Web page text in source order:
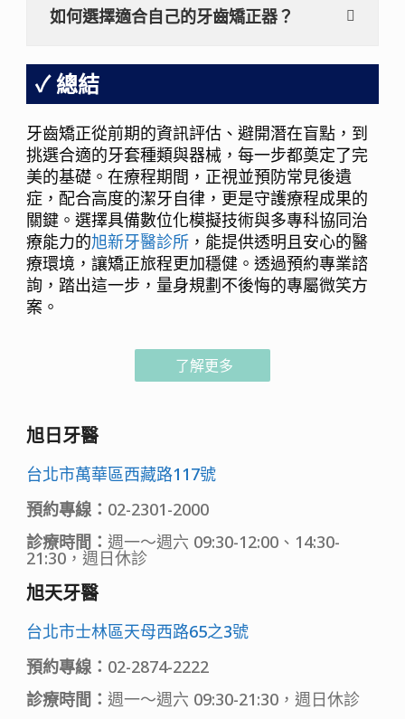
如何選擇適合自己的牙齒矯正器？
總結
牙齒矯正從前期的資訊評估、避開潛在盲點，到
挑選合適的牙套種類與器械，每一步都奠定了完
美的基礎。在療程期間，正視並預防常見後遺
症，配合高度的潔牙自律，更是守護療程成果的
關鍵。選擇具備數位化模擬技術與多專科協同治
療能力的旭新牙醫診所 ，能提供透明且安心的醫
療環境，讓矯正旅程更加穩健。透過預約專業諮
詢，踏出這一步，量身規劃不後悔的專屬微笑方
案。
了解更多
旭日牙醫
台北市萬華區西藏路117號
預約專線： 02-2301-2000
診療時間：週一～週六 09:30-12:00、14:30-
21:30，週日休診
旭天牙醫
台北市士林區天母西路65之3號
預約專線： 02-2874-2222
診療時間：週一～週六 09:30-21:30，週日休診